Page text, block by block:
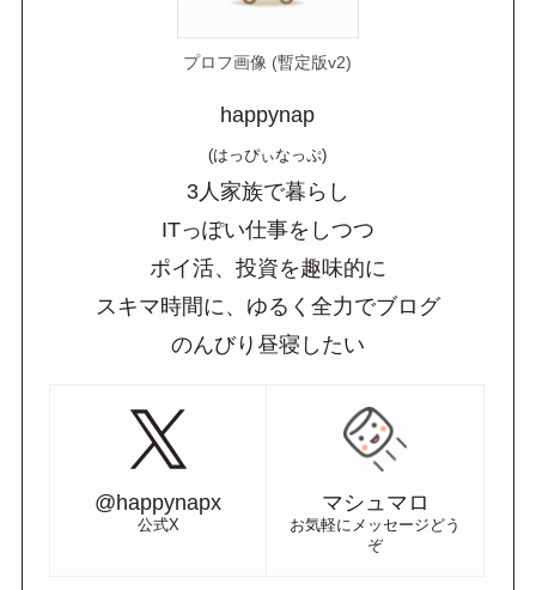
プロフ画像 (暫定版v2)
happynap
(はっぴぃなっぷ)
3人家族で暮らし
ITっぽい仕事をしつつ
ポイ活、投資を趣味的に
スキマ時間に、ゆるく全力でブログ
のんびり昼寝したい
@happynapx
公式X
マシュマロ
お気軽にメッセージどう
ぞ